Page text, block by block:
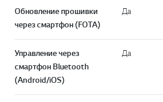
Обновление прошивки
через смартфон (FOTA)
Да
Управление через
смартфон Bluetooth
(Android/iOS)
Да